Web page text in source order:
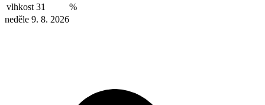
vlhkost 31
%
neděle 9. 8. 2026